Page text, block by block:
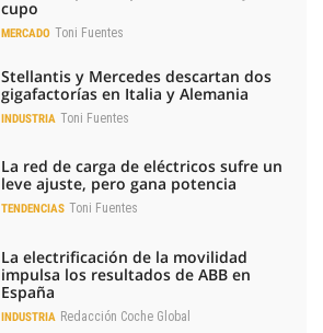
cupo
MERCADO Toni Fuentes
Stellantis y Mercedes descartan dos
gigafactorías en Italia y Alemania
INDUSTRIA Toni Fuentes
La red de carga de eléctricos sufre un
leve ajuste, pero gana potencia
TENDENCIAS Toni Fuentes
La electrificación de la movilidad
impulsa los resultados de ABB en
España
INDUSTRIA Redacción Coche Global